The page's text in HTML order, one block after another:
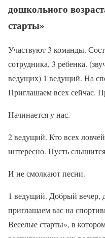
дошкольного
старты»
Участвуют 3 команды.
сотрудника, 3 ребенка.
ведущих) 1 ведущий. На
Приглашаем всех сейчас.
Начинается у нас.
2 ведущий. Кто всех
интересно. Пусть
И не смолкают песни.
1 ведущий. Добрый вечер,
приглашаем вас на
Веселые старты», в